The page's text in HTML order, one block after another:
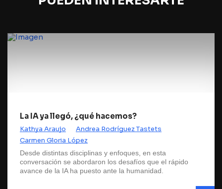
La IA ya llegó, ¿qué hacemos?
Kathya Araujo
Andrea Rodríguez Tastets
Carmen Gloria López
Desde distintas disciplinas y enfoques, en esta
conversación se abordaron los desafíos que el rápido
avance de la IA ha puesto ante la humanidad.